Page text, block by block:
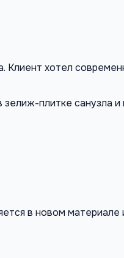
Клиент хотел
плитке санузла
в новом материале